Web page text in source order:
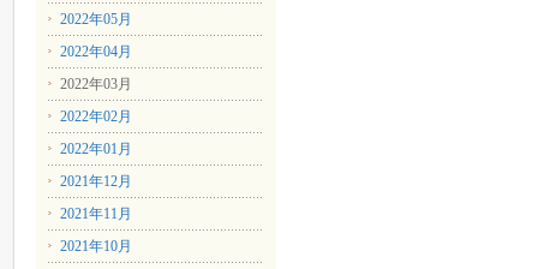
2022年05月
2022年04月
2022年03月
2022年02月
2022年01月
2021年12月
2021年11月
2021年10月